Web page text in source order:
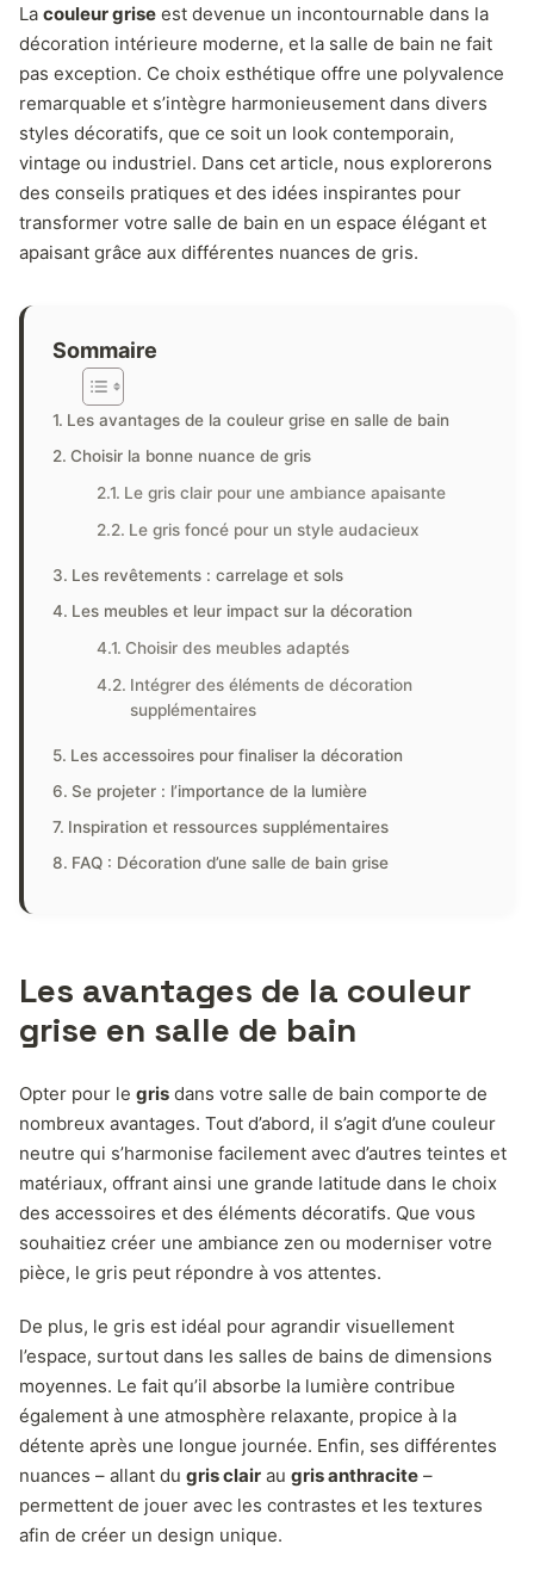
La couleur grise est devenue un incontournable dans la
décoration intérieure moderne, et la salle de bain ne fait
pas exception. Ce choix esthétique offre une polyvalence
remarquable et s’intègre harmonieusement dans divers
styles décoratifs, que ce soit un look contemporain,
vintage ou industriel. Dans cet article, nous explorerons
des conseils pratiques et des idées inspirantes pour
transformer votre salle de bain en un espace élégant et
apaisant grâce aux différentes nuances de gris.
Sommaire
Les avantages de la couleur grise en salle de bain
Choisir la bonne nuance de gris
Le gris clair pour une ambiance apaisante
Le gris foncé pour un style audacieux
Les revêtements : carrelage et sols
Les meubles et leur impact sur la décoration
Choisir des meubles adaptés
Intégrer des éléments de décoration
supplémentaires
Les accessoires pour finaliser la décoration
Se projeter : l’importance de la lumière
Inspiration et ressources supplémentaires
FAQ : Décoration d’une salle de bain grise
Les avantages de la couleur
grise en salle de bain
Opter pour le gris dans votre salle de bain comporte de
nombreux avantages. Tout d’abord, il s’agit d’une couleur
neutre qui s’harmonise facilement avec d’autres teintes et
matériaux, offrant ainsi une grande latitude dans le choix
des accessoires et des éléments décoratifs. Que vous
souhaitiez créer une ambiance zen ou moderniser votre
pièce, le gris peut répondre à vos attentes.
De plus, le gris est idéal pour agrandir visuellement
l’espace, surtout dans les salles de bains de dimensions
moyennes. Le fait qu’il absorbe la lumière contribue
également à une atmosphère relaxante, propice à la
détente après une longue journée. Enfin, ses différentes
nuances – allant du gris clair au gris anthracite –
permettent de jouer avec les contrastes et les textures
afin de créer un design unique.